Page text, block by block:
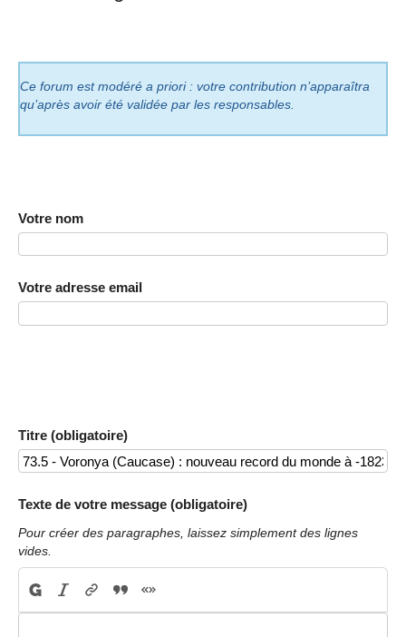
Ce forum est modéré a priori : votre contribution n’apparaîtra
qu’après avoir été validée par les responsables.
Votre nom
Votre adresse email
Titre (obligatoire)
Texte de votre message (obligatoire)
Pour créer des paragraphes, laissez simplement des lignes
vides.